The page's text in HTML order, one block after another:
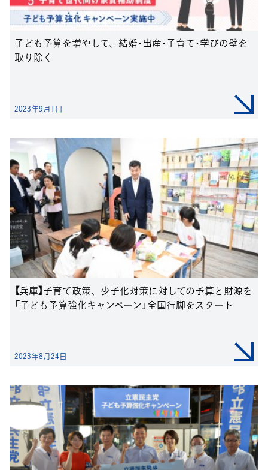
子ども予算を増やして、結婚･出産･子育て･学びの壁を
取り除く
2023年9月1日
【兵庫】子育て政策、少子化対策に対しての予算と財源を
「子ども予算強化キャンペーン」全国行脚をスタート
2023年8月24日